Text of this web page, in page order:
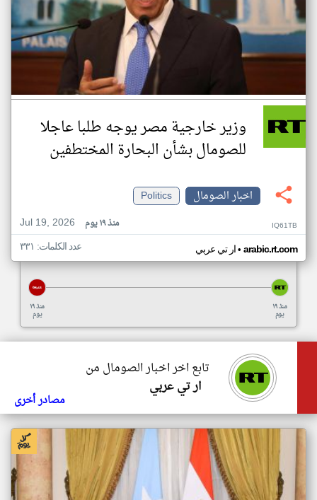
وزير خارجية مصر يوجه طلبا عاجلا
للصومال بشأن البحارة المختطفين
اخبار الصومال
Politics
Jul 19, 2026
منذ ١٩ يوم IQ61TB
ار تي عربي• arabic.rt.com عدد الكلمات: ٣٣١
منذ ١٩
يوم
منذ ١٩
يوم
تابع اخر اخبار الصومال من
ار تي عربي
مصادر أخرى